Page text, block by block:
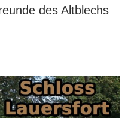
des Altblechs